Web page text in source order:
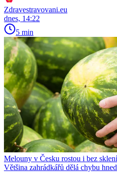
Zdravestravovani.eu
dnes, 14:22
5 min
Melouny v Česku rostou i bez
Většina zahrádkářů dělá chybu